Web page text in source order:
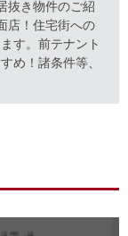
抜き物件のご紹
店！住宅街への
す。前テナント
め！諸条件等、